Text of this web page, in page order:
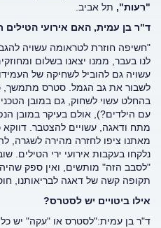
"רעות", תל אביב.
ד"ר בן עמית, האם אירועי הטילים
"חשיפה חוזרת לטראומה עשויה
לנו בעבר, ממנו יצאנו בשלום
עשויה גם להוביל לשחיקה של
לשבור את גב הגמל. סטרס מתמשך,
בהחלט עשוי לשחוק, גם במובן
עם הילדים?), אולם בעיקר במובן
מתח ודאגה, עשויים להצטבר.
מאתנו ציפו לחזרה מהירה לשגרה,
נלקחו בעקבות אירועי ירי הטילים.
"לסבב הזה" מותשים, ואין ספק שהיה
תקופה קשה של דאגה לבריאותנו,
אילו ביטויים יש לסטרס?
ד"ר בן עמית:"לסטרס או "עקה" יש כל